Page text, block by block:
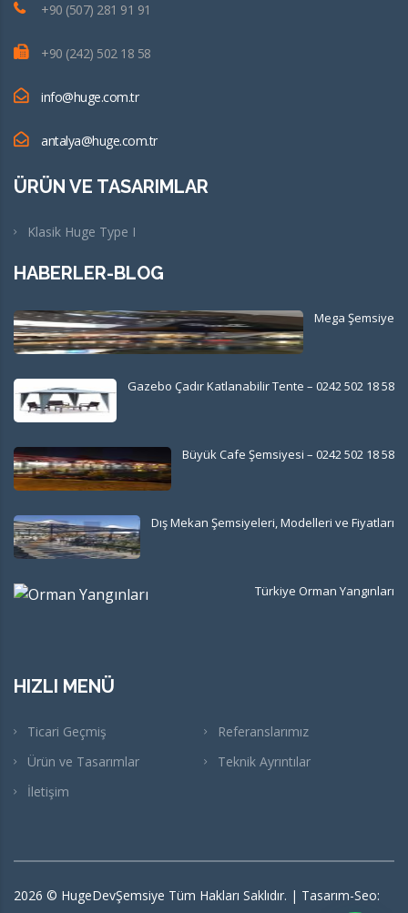
+90 (507) 281 91 91
+90 (242) 502 18 58
info@huge.com.tr
antalya@huge.com.tr
ÜRÜN VE TASARIMLAR
Klasik Huge Type I
HABERLER-BLOG
Mega Şemsiye
Gazebo Çadır Katlanabilir Tente – 0242 502 18 58
Büyük Cafe Şemsiyesi – 0242 502 18 58
Dış Mekan Şemsiyeleri, Modelleri ve Fiyatları
Türkiye Orman Yangınları
HIZLI MENÜ
Ticari Geçmiş
Referanslarımız
Ürün ve Tasarımlar
Teknik Ayrıntılar
İletişim
2026 © HugeDevŞemsiye Tüm Hakları Saklıdır. | Tasarım-Seo: